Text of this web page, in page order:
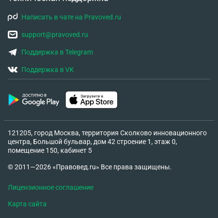
находящейся в составе РФ.
Написать в чате на Pravoved.ru
support@pravoved.ru
Поддержка в Telegram
Поддержка в VK
121205, город Москва, территория Сколково инновационного
центра, Большой бульвар, дом 42 строение 1, этаж 0,
помещение 150, кабинет 5
© 2011—2026 «Правовед.ru» Все права защищены.
Лицензионное соглашение
Карта сайта